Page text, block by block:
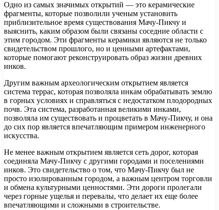
Одно из самых значимых открытий — это керамические
фрагменты, которые позволили ученым установить
приблизительное время существования Мачу-Пикчу и
выяснить, каким образом были связаны соседние области с
этим городом. Эти фрагменты керамики являются не только
свидетельством прошлого, но и ценными артефактами,
которые помогают реконструировать образ жизни древних
инков.
Другим важным археологическим открытием является
система террас, которая позволяла инкам обрабатывать землю
в горных условиях и справляться с недостатком плодородных
почв. Эта система, разработанная великими инками,
позволяла им существовать и процветать в Мачу-Пикчу, и она
до сих пор является впечатляющим примером инженерного
искусства.
Не менее важным открытием является сеть дорог, которая
соединяла Мачу-Пикчу с другими городами и поселениями
инков. Это свидетельство о том, что Мачу-Пикчу был не
просто изолированным городом, а важным центром торговли
и обмена культурными ценностями. Эти дороги пролегали
через горные ущелья и перевалы, что делает их еще более
впечатляющими и сложными в строительстве.